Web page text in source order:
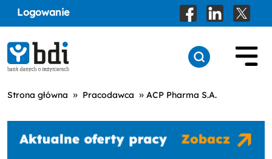
Logowanie
Strona główna » Pracodawca » ACP Pharma S.A.